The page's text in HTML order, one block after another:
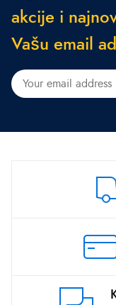
a kcije i najno
Vašu emai ad